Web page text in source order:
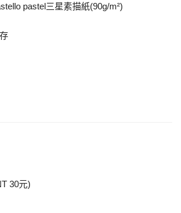
pastel三星素描紙(90g/m²)
30元)